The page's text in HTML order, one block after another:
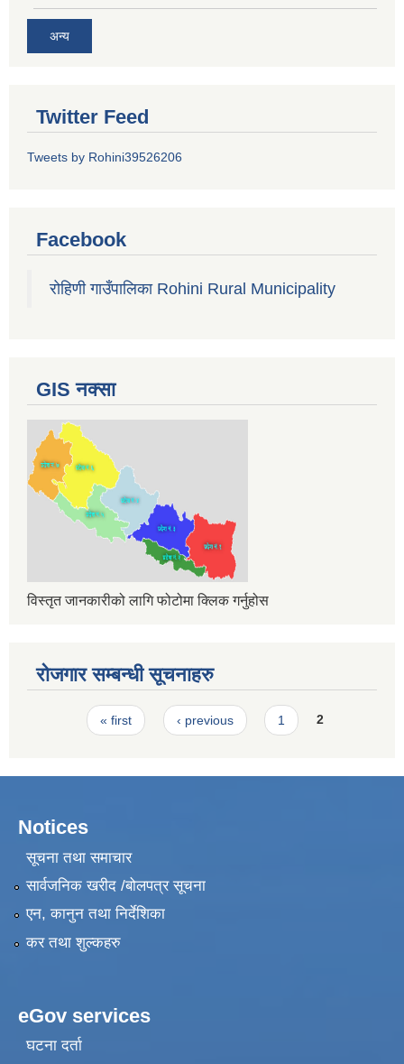
अन्य
Twitter Feed
Tweets by Rohini39526206
Facebook
रोहिणी गाउँपालिका Rohini Rural Municipality
GIS नक्सा
विस्तृत जानकारीको लागि फोटोमा क्लिक गर्नुहोस
रोजगार सम्बन्धी सूचनाहरु
Pages« first ‹ previous 1 2
Notices
सूचना तथा समाचार
सार्वजनिक खरीद /बोलपत्र सूचना
एन, कानुन तथा निर्देशिका
कर तथा शुल्कहरु
eGov services
घटना दर्ता